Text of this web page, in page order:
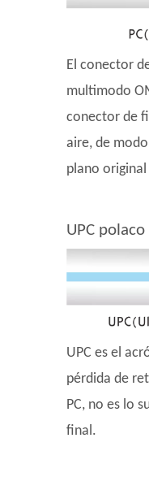
El conector
multimodo
conector de
aire, de
plano
UPC polaco
UPC es el
pérdida de
PC, no es lo
final.